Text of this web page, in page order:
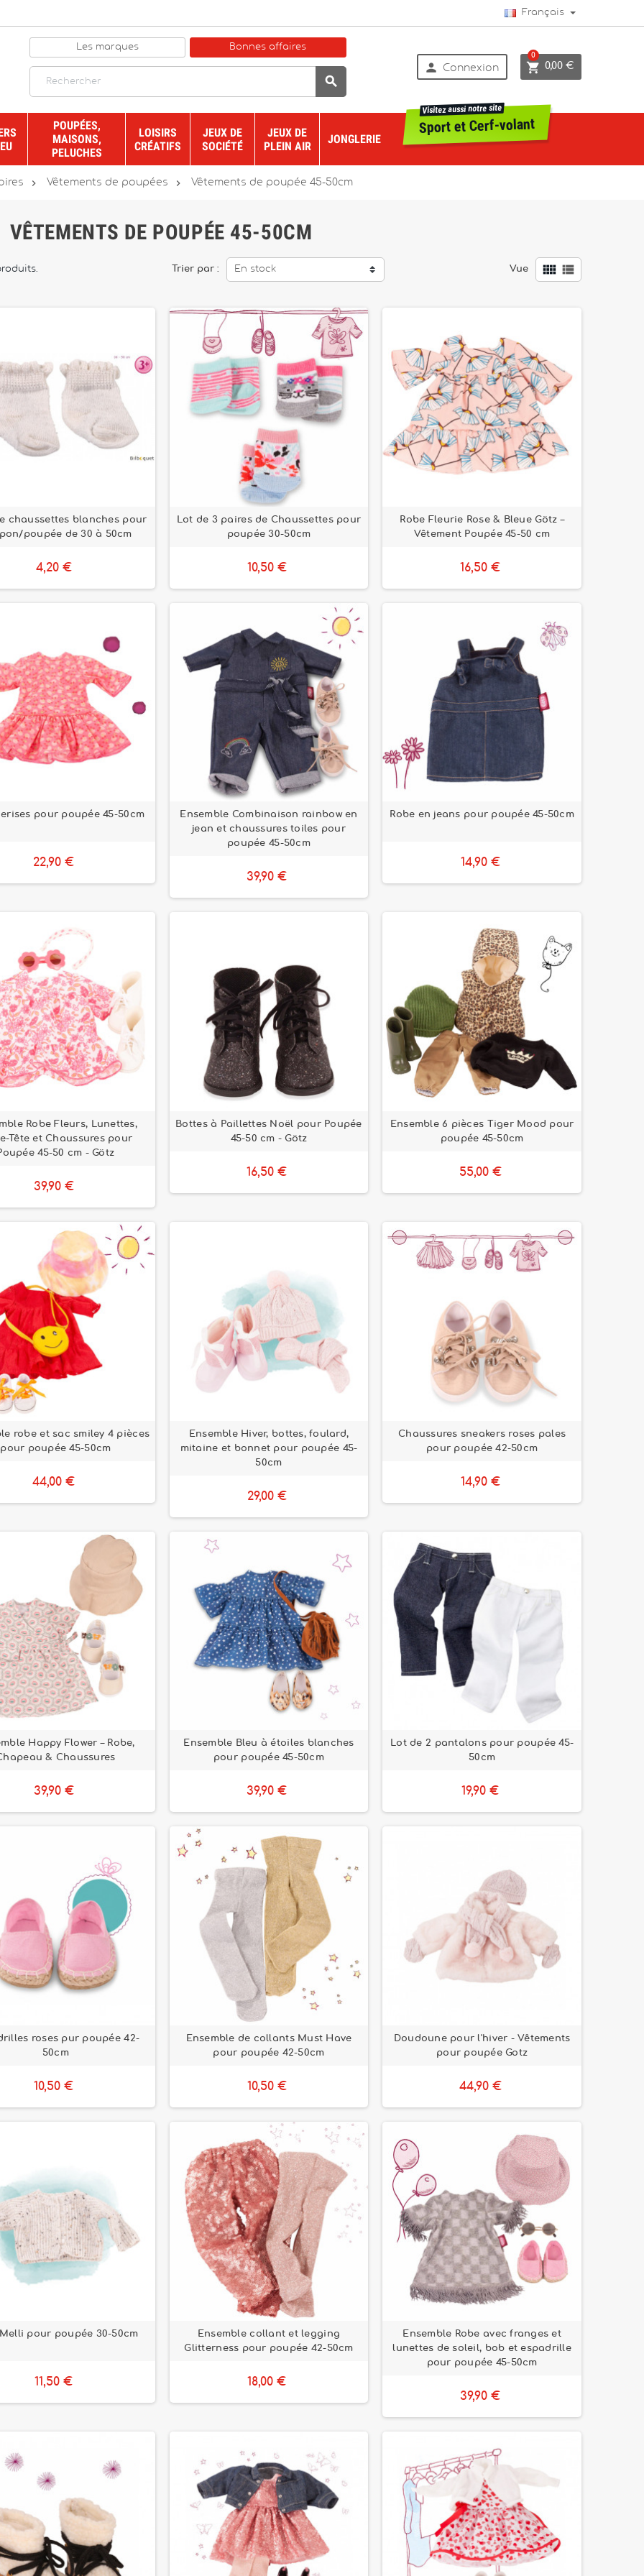
Français
Les marques Bonnes affaires

 Connexion  0,00 €
0
POUPÉES,
MAISONS,
PELUCHES
LOISIRS
CRÉATIFS
JEUX DE
SOCIÉTÉ
JEUX DE
PLEIN AIR
JONGLERIE
Sport et Cerf-volant
Visitez aussi notre site
 Vêtements de poupées  Vêtements de poupée 45-50cm
VÊTEMENTS DE POUPÉE 45-50CM
Trier par : En stock Vue  
chaussettes blanches pour
poupée de 30 à 50cm
4,20 €
Lot de 3 paires de Chaussettes pour
poupée 30-50cm
10,50 €
Robe Fleurie Rose & Bleue Götz –
Vêtement Poupée 45-50 cm
16,50 €
pour poupée 45-50cm
22,90 €
Ensemble Combinaison rainbow en
jean et chaussures toiles pour
poupée 45-50cm
39,90 €
Robe en jeans pour poupée 45-50cm
14,90 €
Robe Fleurs, Lunettes,
Tête et Chaussures pour
45-50 cm - Götz
39,90 €
Bottes à Paillettes Noël pour Poupée
45-50 cm - Götz
16,50 €
Ensemble 6 pièces Tiger Mood pour
poupée 45-50cm
55,00 €
robe et sac smiley 4 pièces
pour poupée 45-50cm
44,00 €
Ensemble Hiver, bottes, foulard,
mitaine et bonnet pour poupée 45-
50cm
29,00 €
Chaussures sneakers roses pales
pour poupée 42-50cm
14,90 €
Happy Flower – Robe,
& Chaussures
39,90 €
Ensemble Bleu à étoiles blanches
pour poupée 45-50cm
39,90 €
Lot de 2 pantalons pour poupée 45-
50cm
19,90 €
roses pur poupée 42-
50cm
10,50 €
Ensemble de collants Must Have
pour poupée 42-50cm
10,50 €
Doudoune pour l'hiver - Vêtements
pour poupée Gotz
44,90 €
pour poupée 30-50cm
11,50 €
Ensemble collant et legging
Glitterness pour poupée 42-50cm
18,00 €
Ensemble Robe avec franges et
lunettes de soleil, bob et espadrille
pour poupée 45-50cm
39,90 €